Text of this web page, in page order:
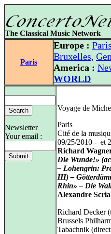
The Classical Music Network
Paris
Europe : Paris
Bruxelles,
America :
WORLD
Newsletter
Your email :
Voyage de
Paris
Cité de la
09/25/2010 - et
Richard
Die Wunde!»
– Lohengrin:
III) –
Rhin» – Die
Alexandre
Richard Decker
Brussels
Tabachnik